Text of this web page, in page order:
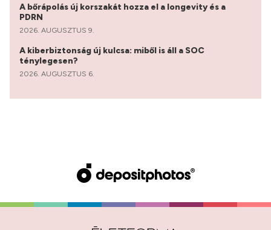
A bőrápolás új korszakát hozza el a longevity és a
PDRN
2026. AUGUSZTUS 9.
A kiberbiztonság új kulcsa: miből is áll a SOC
ténylegesen?
2026. AUGUSZTUS 6.